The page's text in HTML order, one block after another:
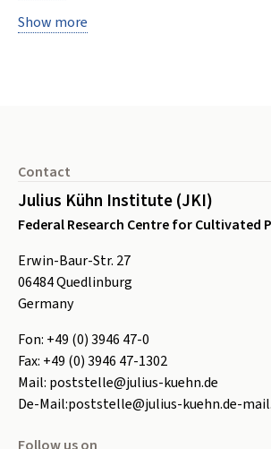
Show more
Contact
Julius Kühn Institute (JKI)
Federal Research Centre for Cultivated
Erwin-Baur-Str. 27
06484Quedlinburg
Germany
Fon: +49 (0) 3946 47-0
Fax: +49 (0) 3946 47-1302
Mail: poststelle@julius-kuehn.de
De-Mail:poststelle@julius-kuehn.de-